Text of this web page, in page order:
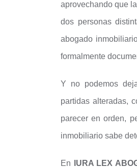
aprovechando que
dos personas
abogado
formalmente
Y no podemos
partidas alteradas,
parecer en orden,
inmobiliario sabe
En IURA LEX